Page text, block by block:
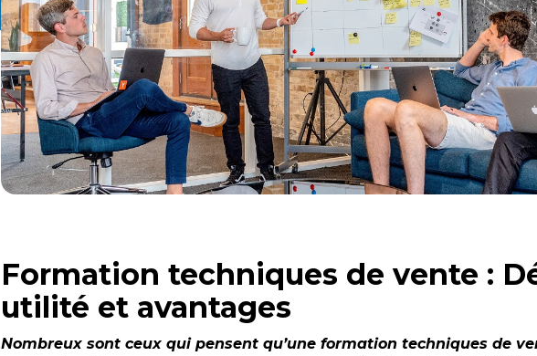
Formation techniques de vente :
utilité et avantages
Nombreux sont ceux qui pensent qu’une formation techniques de